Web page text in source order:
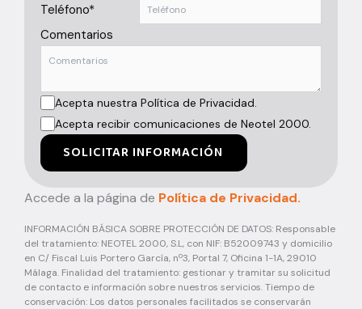
Teléfono*
Comentarios
Acepta nuestra Política de Privacidad.
Acepta recibir comunicaciones de Neotel 2000.
SOLICITAR INFORMACIÓN
Accede a la página de Política de Privacidad.
INFORMACIÓN BÁSICA SOBRE PROTECCIÓN DE DATOS: Responsable
del tratamiento: NEOTEL 2000, S.L, con NIF: B52009743 y domicilio
en C/ Fiscal Luis Portero García, nº3, Portal 7, Oficina 1-1A, 29010
Málaga. Finalidad del tratamiento: gestionar y tramitar su solicitud
de contacto e información sobre nuestros servicios. Tiempo de
conservación: Los datos personales facilitados se conservarán